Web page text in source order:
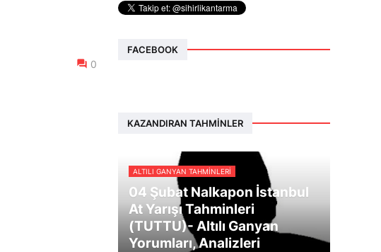
0
FACEBOOK
KAZANDIRAN TAHMINLER
ALTILI GANYAN TAHMINLERI
04 Şubat Nalkapon İstanbul
At Yarışı Tahminleri
(TUTTU)- Altılı Ganyan
Yorumları, Analizleri